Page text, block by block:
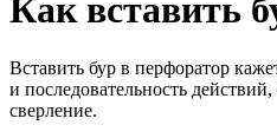
Как вставить
Вставить бур в перфоратор
и последовательность
сверление.